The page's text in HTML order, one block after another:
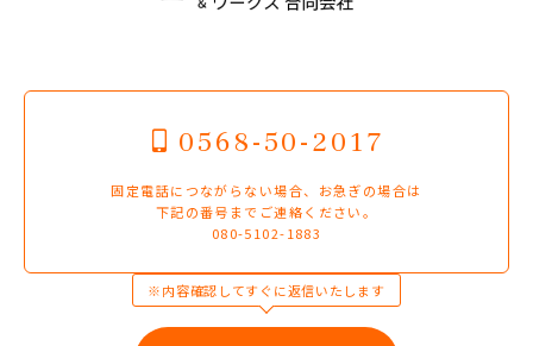
0568-50-2017
固定電話につながらない場合、お急ぎの場合は
下記の番号までご連絡ください。
080-5102-1883
※内容確認してすぐに返信いたします